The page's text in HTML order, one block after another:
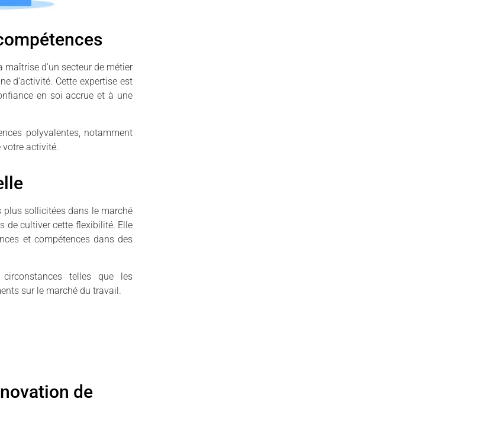
d’un secteur de métier
d’activité. Cette expertise est
en soi accrue et à une
polyvalentes, notamment
activité.
plus sollicitées dans le marché
de cultiver cette flexibilité. Elle
et compétences dans des
telles que les
sur le marché du travail.
de